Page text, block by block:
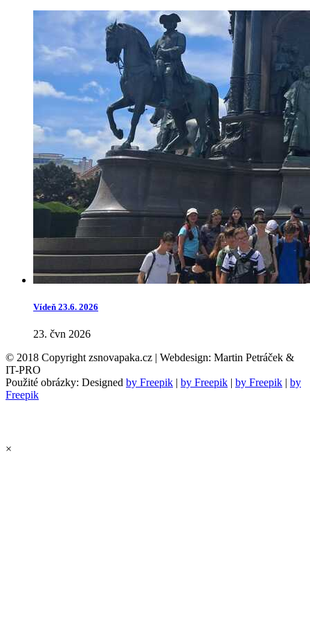
Vídeň 23.6. 2026
23. čvn 2026
© 2018 Copyright zsnovapaka.cz | Webdesign: Martin Petráček &
IT-PRO
Použité obrázky: Designed by Freepik | by Freepik | by Freepik | by
Freepik
×